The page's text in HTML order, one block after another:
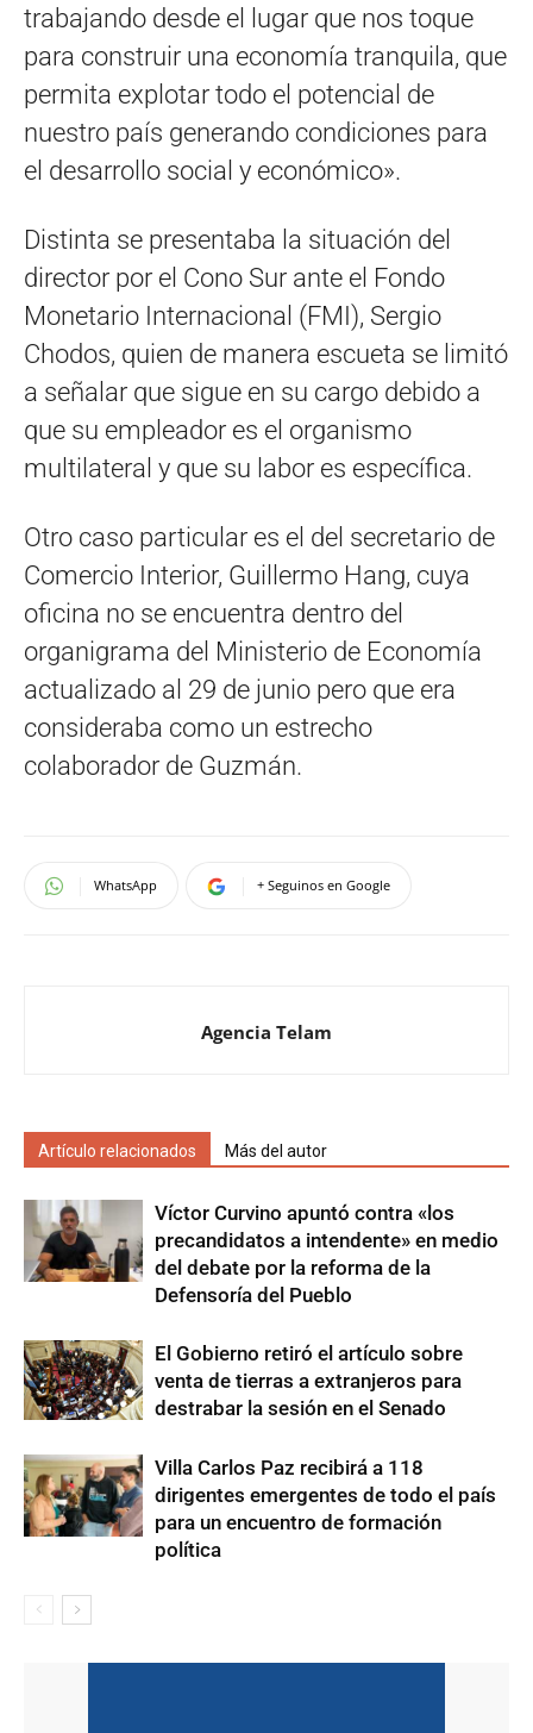
trabajando desde el lugar que nos toque
para construir una economía tranquila, que
permita explotar todo el potencial de
nuestro país generando condiciones para
el desarrollo social y económico».
Distinta se presentaba la situación del
director por el Cono Sur ante el Fondo
Monetario Internacional (FMI), Sergio
Chodos, quien de manera escueta se limitó
a señalar que sigue en su cargo debido a
que su empleador es el organismo
multilateral y que su labor es específica.
Otro caso particular es el del secretario de
Comercio Interior, Guillermo Hang, cuya
oficina no se encuentra dentro del
organigrama del Ministerio de Economía
actualizado al 29 de junio pero que era
consideraba como un estrecho
colaborador de Guzmán.
WhatsApp + Seguinos en Google
Agencia Telam
Artículo relacionados Más del autor
Víctor Curvino apuntó contra «los
precandidatos a intendente» en medio
del debate por la reforma de la
Defensoría del Pueblo
El Gobierno retiró el artículo sobre
venta de tierras a extranjeros para
destrabar la sesión en el Senado
Villa Carlos Paz recibirá a 118
dirigentes emergentes de todo el país
para un encuentro de formación
política